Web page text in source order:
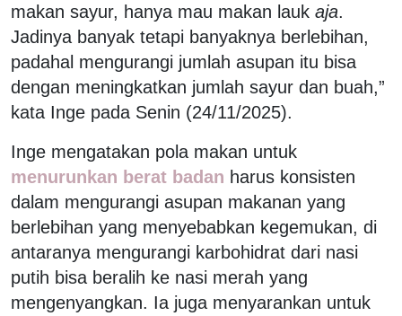
makan sayur, hanya mau makan lauk aja.
Jadinya banyak tetapi banyaknya berlebihan,
padahal mengurangi jumlah asupan itu bisa
dengan meningkatkan jumlah sayur dan buah,”
kata Inge pada Senin (24/11/2025).
Inge mengatakan pola makan untuk
menurunkan berat badan harus konsisten
dalam mengurangi asupan makanan yang
berlebihan yang menyebabkan kegemukan, di
antaranya mengurangi karbohidrat dari nasi
putih bisa beralih ke nasi merah yang
mengenyangkan. Ia juga menyarankan untuk